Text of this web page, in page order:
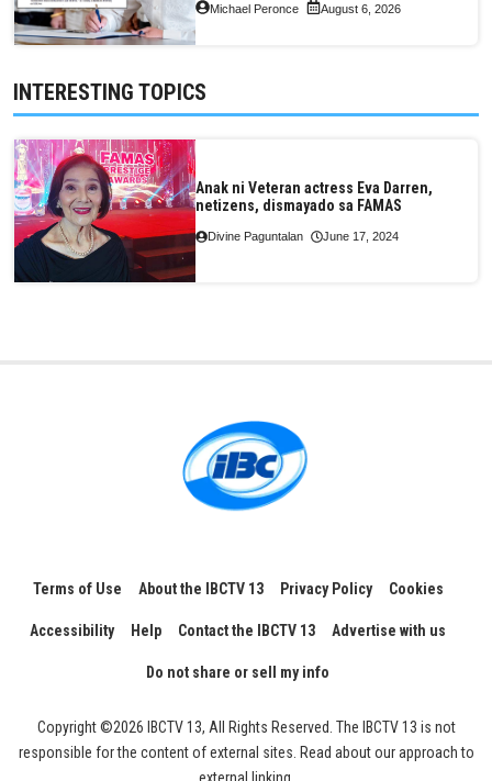
Michael Peronce August 6, 2026
INTERESTING TOPICS
Anak ni Veteran actress Eva Darren,
netizens, dismayado sa FAMAS
Divine Paguntalan June 17, 2024
Terms of Use About the IBCTV 13 Privacy Policy Cookies
Accessibility Help Contact the IBCTV 13 Advertise with us
Do not share or sell my info
Copyright ©2026 IBCTV 13, All Rights Reserved. The IBCTV 13 is not
responsible for the content of external sites. Read about our approach to